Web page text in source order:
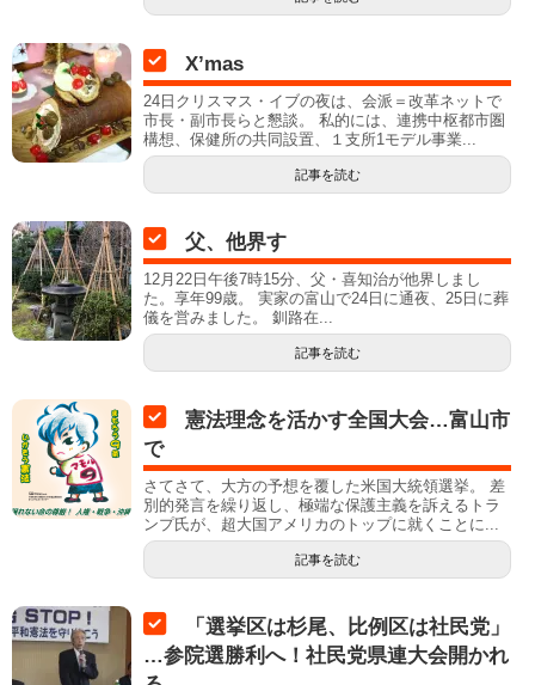
X’mas
24日クリスマス・イブの夜は、会派＝改革ネットで
市長・副市長らと懇談。 私的には、連携中枢都市圏
構想、保健所の共同設置、１支所1モデル事業...
記事を読む
父、他界す
12月22日午後7時15分、父・喜知治が他界しまし
た。享年99歳。 実家の富山で24日に通夜、25日に葬
儀を営みました。 釧路在...
記事を読む
憲法理念を活かす全国大会…富山市
で
さてさて、大方の予想を覆した米国大統領選挙。 差
別的発言を繰り返し、極端な保護主義を訴えるトラ
ンプ氏が、超大国アメリカのトップに就くことに...
記事を読む
「選挙区は杉尾、比例区は社民党」
…参院選勝利へ！社民党県連大会開かれ